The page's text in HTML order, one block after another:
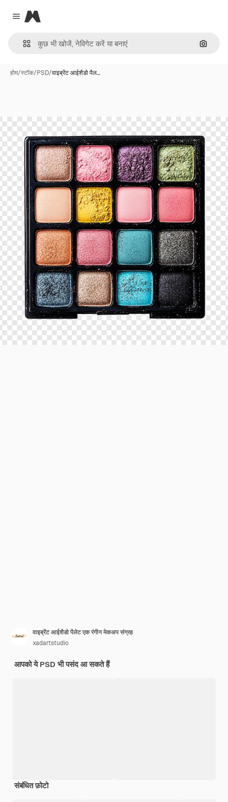
Close menu
Magnific
इमेज से
होम/स्टॉक/PSD/वाइब्रेंट आईशैडो पैल…
वाइब्रेंट आईशैडो पैलेट एक रंगीन मेकअप संग्रह
xadartstudio
आपको ये PSD भी पसंद आ सकते हैं
संबंधित फ़ोटो